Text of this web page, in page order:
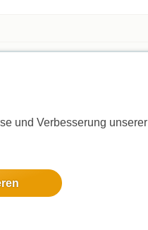
und Verbesserung unserer